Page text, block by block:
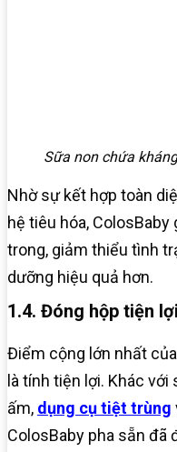
Sữa non chứa
Nhờ sự kết hợp toàn
hệ tiêu hóa,
trong, giảm thiểu tình
dưỡng hiệu quả hơn.
1.4. Đóng hộp tiện lợi
Điểm cộng lớn nhất
là tính tiện lợi. Khác
ấm, dụng cụ tiệt trùng
ColosBaby pha sẵn đã